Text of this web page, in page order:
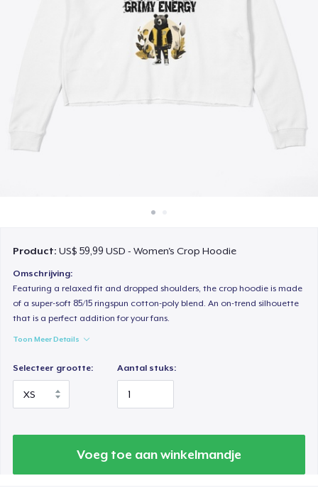
Verkoop overal
Verkoop alles
Product:US$ 59,99 USD - Women's Crop Hoodie
Omschrijving:
Featuring a relaxed fit and dropped shoulders, the crop hoodie is made
of a super-soft 85/15 ringspun cotton-poly blend. An on-trend silhouette
that is a perfect addition for your fans.
Toon Meer Details
Selecteer grootte: Aantal stuks:
Voeg toe aan winkelmandje